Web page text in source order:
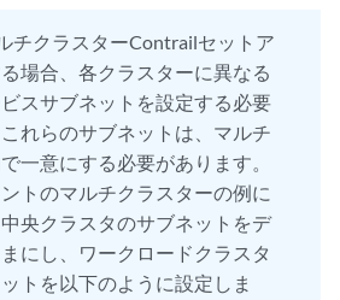
チクラスターContrailセットア
場合、各クラスターに異なる
スサブネットを設定する必要
れらのサブネットは、マルチ
一意にする必要があります。
トのマルチクラスターの例に
央クラスタのサブネットをデ
にし、ワークロードクラスタ
トを以下のように設定しま